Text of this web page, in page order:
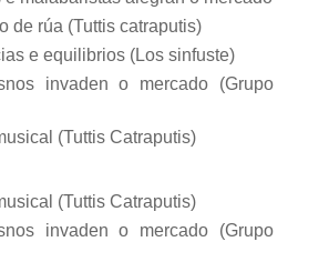
de rúa (Tuttis catraputis)
e equilibrios (Los sinfuste)
invaden o mercado (Grupo
(Tuttis Catraputis)
(Tuttis Catraputis)
invaden o mercado (Grupo